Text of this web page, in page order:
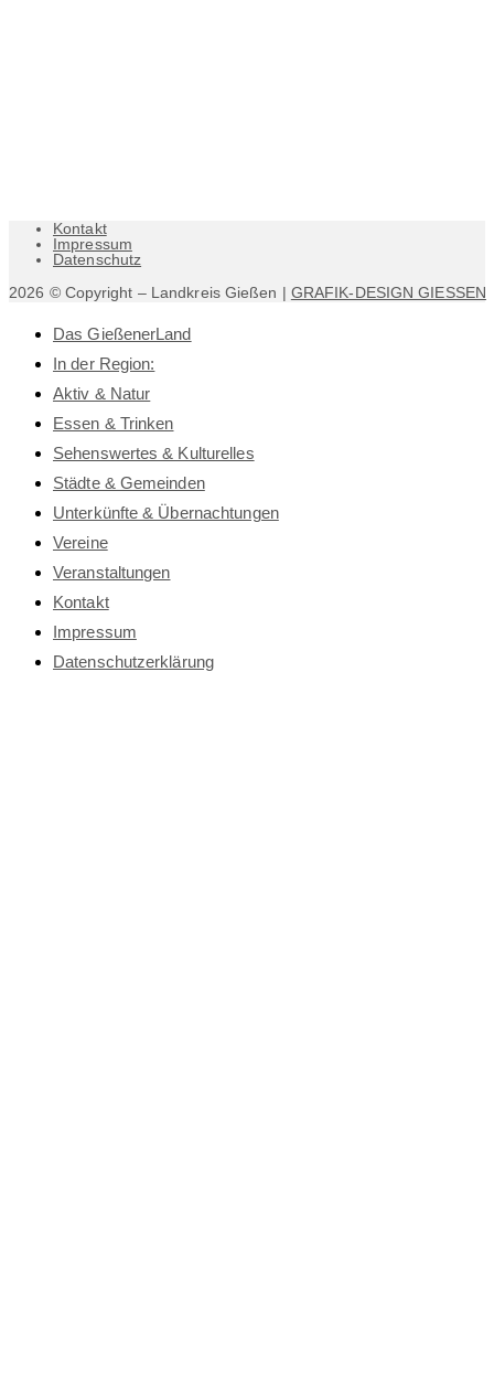
Kontakt
Impressum
Datenschutz
2026 © Copyright – Landkreis Gießen | GRAFIK-DESIGN GIESSEN
Das GießenerLand
In der Region:
Aktiv & Natur
Essen & Trinken
Sehenswertes & Kulturelles
Städte & Gemeinden
Unterkünfte & Übernachtungen
Vereine
Veranstaltungen
Kontakt
Impressum
Datenschutz­erklärung